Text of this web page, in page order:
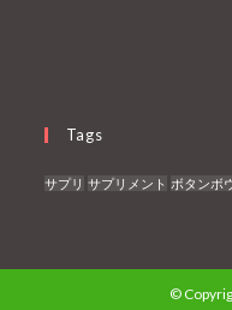
Tags
サプリ サプリメント ボタンボ
©